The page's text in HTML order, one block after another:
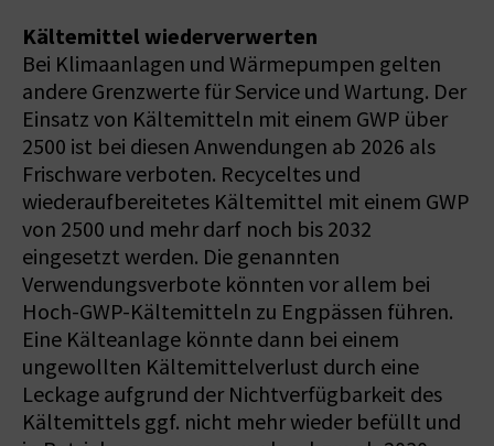
Kältemittel wiederverwerten
Bei Klimaanlagen und Wärmepumpen gelten
andere Grenzwerte für Service und Wartung. Der
Einsatz von Kältemitteln mit einem GWP über
2500 ist bei diesen Anwendungen ab 2026 als
Frischware verboten. Recyceltes und
wiederaufbereitetes Kältemittel mit einem GWP
von 2500 und mehr darf noch bis 2032
eingesetzt werden. Die genannten
Verwendungsverbote könnten vor allem bei
Hoch-GWP-Kältemitteln zu Engpässen führen.
Eine Kälteanlage könnte dann bei einem
ungewollten Kältemittelverlust durch eine
Leckage aufgrund der Nichtverfügbarkeit des
Kältemittels ggf. nicht mehr wieder befüllt und